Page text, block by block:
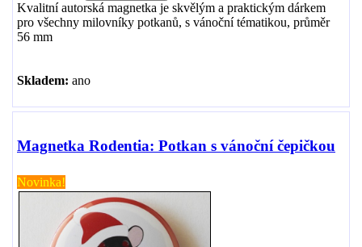
Kvalitní autorská magnetka je skvělým a praktickým dárkem
pro všechny milovníky potkanů, s vánoční tématikou, průměr
56 mm
Skladem: ano
Magnetka Rodentia: Potkan s vánoční čepičkou
Novinka!